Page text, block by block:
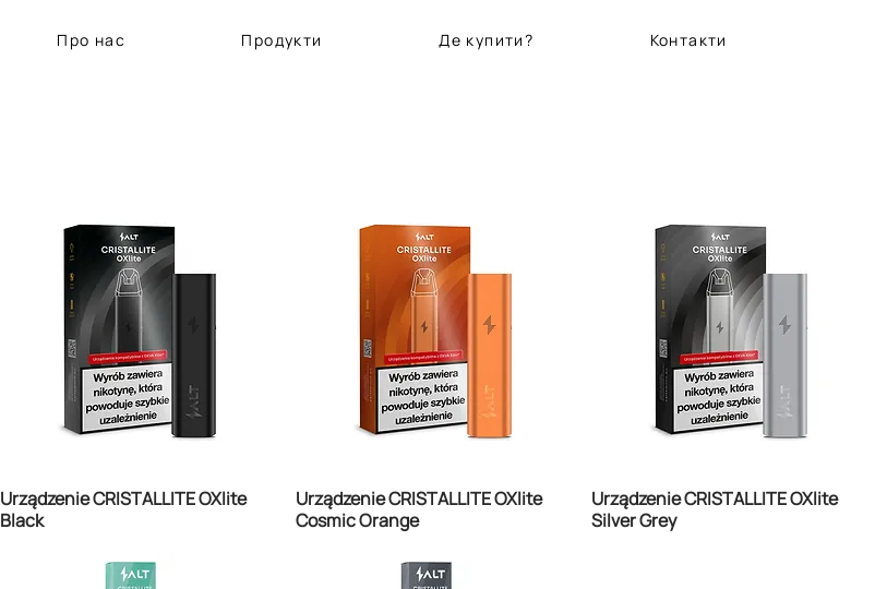
Про нас Продукти Де купити? Контакти
Urządzenie CRISTALLITE OXlite
Black
Urządzenie CRISTALLITE OXlite
Cosmic Orange
Urządzenie CRISTALLITE OXlite
Silver Grey